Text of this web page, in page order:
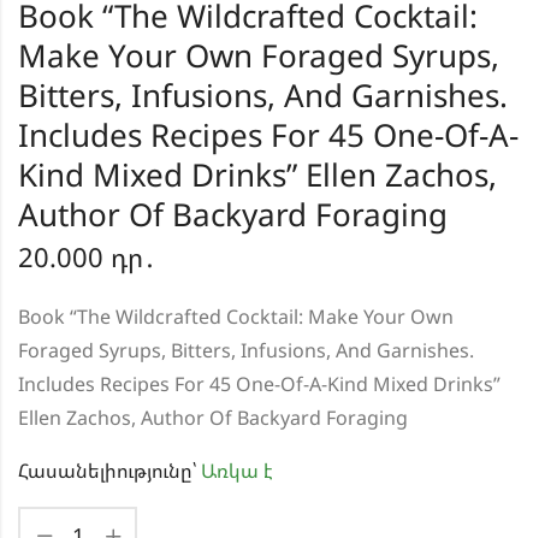
Book “The Wildcrafted Cocktail:
Make Your Own Foraged Syrups,
Bitters, Infusions, And Garnishes.
Includes Recipes For 45 One-Of-A-
Kind Mixed Drinks” Ellen Zachos,
Author Of Backyard Foraging
20.000 դր․
Book “The Wildcrafted Cocktail: Make Your Own
Foraged Syrups, Bitters, Infusions, And Garnishes.
Includes Recipes For 45 One-Of-A-Kind Mixed Drinks”
Ellen Zachos, Author Of Backyard Foraging
Հասանելիությունը՝ Առկա է